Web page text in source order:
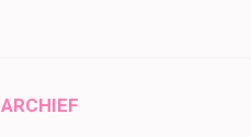
ARCHIEF